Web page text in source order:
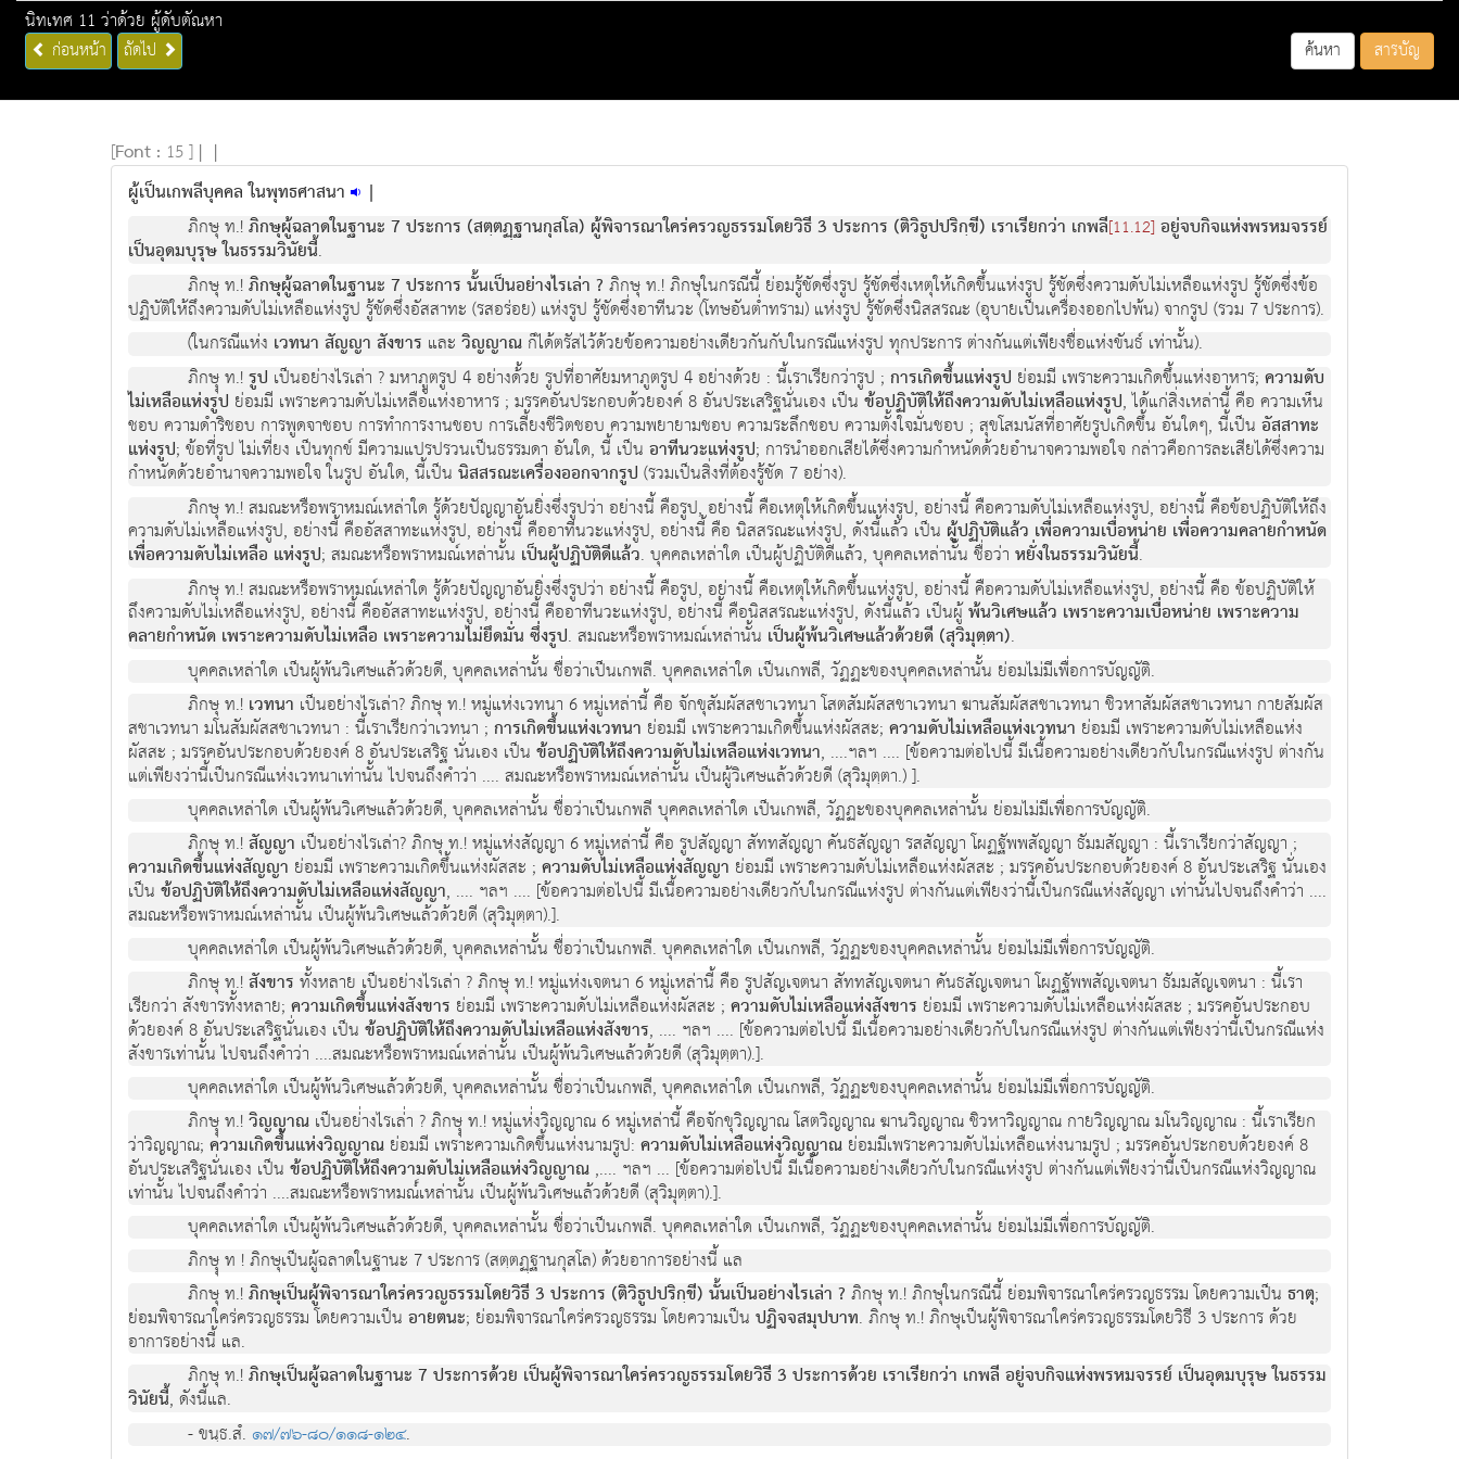
นิทเทศ 11 ว่าด้วย ผู้ดับตัณหา
ก่อนหน้า ถัดไป ค้นหา สารบัญ
[Font : 15 ] | |
ผู้เป็นเกพลีบุคคล ในพุทธศาสนา |
ภิกษุ ท.!ภิกษุผู้ฉลาดในฐานะ 7 ประการ (สตฺตฏฺฐานกุสโล) ผู้พิจารณาใคร่ครวญธรรมโดยวิธี 3 ประการ (ติวิธูปปริกฺขี) เราเรียกว่า เกพลี[11.12] อยู่จบกิจแห่งพรหมจรรย์
เป็นอุดมบุรุษ ในธรรมวินัยนี้.
ภิกษุ ท.!ภิกษุผู้ฉลาดในฐานะ 7 ประการ นั้นเป็นอย่างไรเล่า ? ภิกษุ ท.! ภิกษุในกรณีนี้ ย่อมรู้ชัดซึ่งรูป รู้ชัดซึ่งเหตุให้เกิดขึ้นแห่งรูป รู้ชัดซึ่งความดับไม่เหลือแห่งรูป รู้ชัดซึ่งข้อ
ปฏิบัติให้ถึงความดับไม่เหลือแห่งรูป รู้ชัดซึ่งอัสสาทะ (รสอร่อย) แห่งรูป รู้ชัดซึ่งอาทีนวะ (โทษอันต่ำทราม) แห่งรูป รู้ชัดซึ่งนิสสรณะ (อุบายเป็นเครื่องออกไปพ้น) จากรูป (รวม 7 ประการ).
(ในกรณีแห่ง เวทนา สัญญา สังขาร และวิญญาณ ก็ได้ตรัสไว้ด้วยข้อความอย่างเดียวกันกับในกรณีแห่งรูป ทุกประการ ต่างกันแต่เพียงชื่อแห่งขันธ์ เท่านั้น).
ภิกษุุ ท.!รูป เป็นอย่างไรเล่า ? มหาภููตรูป 4 อย่างด้้วย รูปที่อาศัยมหาภูตรูป 4 อย่างด้วย : นี้เราเรียกว่ารูป ;การเกิดขึ้นแห่งรูป ย่อมมี เพราะความเกิดขึ้นแห่งอาหาร;ความดับ
ไม่เหลือแห่งรูป ย่อมมี เพราะความดับไม่เหลือแห่งอาหาร ; มรรคอันประกอบด้วยองค์ 8 อันประเสริฐนั่นเอง เป็น ข้อปฏิบัติให้ถึงความดับไม่เหลือแห่งรูป, ได้แก่สิ่งเหล่านี้ คือ ความเห็น
ชอบ ความดำริชอบ การพูดจาชอบ การทำการงานชอบ การเลี้ยงชีวิตชอบ ความพยายามชอบ ความระลึกชอบ ความตั้งใจมั่นชอบ ; สุขโสมนัสที่อาศัยรูปเกิดขึ้น อันใดๆ, นี้เป็น อัสสาทะ
แห่งรูป; ข้อที่รูป ไม่เที่ยง เป็นทุกข์ มีความแปรปรวนเป็นธรรมดา อันใด, นี้ เป็น อาทีนวะแห่งรูป; การนำออกเสียได้ซึ่งความกำหนัดด้วยอำนาจความพอใจ กล่าวคือการละเสียได้ซึ่งความ
กำหนัดด้วยอำนาจความพอใจ ในรูป อันใด, นี้เป็น นิสสรณะเครื่องออกจากรูป (รวมเป็นสิ่งที่ต้องรู้ชัด 7 อย่าง).
ภิกษุ ท.! สมณะหรือพราหมณ์เหล่าใด รู้ด้วยปัญญาอันยิ่งซึ่งรูปว่า อย่างนี้ คือรูป, อย่างนี้ คือเหตุให้เกิดขึ้นแห่งรูป, อย่างนี้ คือความดับไม่เหลือแห่งรูป, อย่างนี้ คือข้อปฏิบัติให้ถึง
ความดับไม่เหลือแห่งรูป, อย่างนี้ คืออัสสาทะแห่งรูป, อย่างนี้ คืออาทีนวะแห่งรูป, อย่างนี้ คือ นิสสรณะแห่งรูป, ดังนี้แล้ว เป็น ผู้ปฏิบัติแล้ว เพื่อความเบื่อหน่าย เพื่อความคลายกำหนัด
เพื่อความดับไม่เหลือ แห่งรูป; สมณะหรือพราหมณ์เหล่านั้น เป็นผู้ปฏิบัติดีแล้ว. บุคคลเหล่าใด เป็นผู้ปฏิบัติดีแล้ว, บุคคลเหล่านั้น ชื่อว่า หยั่งในธรรมวินัยนี้.
ภิกษุ ท.! สมณะหรือพราหมณ์เหล่าใด รู้ด้วยปัญญาอันยิ่งซึ่งรูปว่า อย่างนี้ คือรูป, อย่างนี้ คือเหตุให้เกิดขึ้นแห่งรูป, อย่างนี้ คือความดับไม่เหลือแห่งรูป, อย่างนี้ คือ ข้อปฏิบัติให้
ถึงความดับไม่เหลือแห่งรูป, อย่างนี้ คืออัสสาทะแห่งรูป, อย่างนี้ คืออาทีนวะแห่งรูป, อย่างนี้ คือนิสสรณะแห่งรูป, ดังนี้แล้ว เป็นผู้พ้นวิเศษแล้ว เพราะความเบื่อหน่าย เพราะความ
คลายกำหนัด เพราะความดับไม่เหลือ เพราะความไม่ยึดมั่น ซึ่งรูป. สมณะหรือพราหมณ์เหล่านั้น เป็นผู้พ้นวิเศษแล้วด้วยดี (สุวิมุตฺตา).
บุคคลเหล่าใด เป็นผู้พ้นวิเศษแล้วด้วยดี, บุคคลเหล่านั้น ชื่อว่าเป็นเกพลี. บุคคลเหล่าใด เป็นเกพลี, วัฏฏะของบุคคลเหล่านั้น ย่อมไม่มีเพื่อการบัญญัติ.
ภิกษุ ท.! เวทนา เป็นอย่างไรเล่า? ภิกษุ ท.! หมู่แห่งเวทนา 6 หมู่เหล่านี้ คือ จักขุสัมผัสสชาเวทนา โสตสัมผัสสชาเวทนา ฆานสัมผัสสชาเวทนา ชิวหาสัมผัสสชาเวทนา กายสัมผัส
สชาเวทนา มโนสัมผัสสชาเวทนา : นี้เราเรียกว่าเวทนา ; การเกิดขึ้นแห่งเวทนา ย่อมมี เพราะความเกิดขึ้นแห่งผัสสะ; ความดับไม่เหลือแห่งเวทนา ย่อมมี เพราะความดับไม่เหลือแห่ง
ผัสสะ ; มรรคอันประกอบด้วยองค์ 8 อันประเสริฐ นั่นเอง เป็น ข้อปฏิบัติให้ถึงความดับไม่เหลือแห่งเวทนา, ....ฯลฯ .... [ข้อความต่อไปนี้ มีเนื้อความอย่างเดียวกับในกรณีแห่งรูป ต่างกัน
แต่เพียงว่านี้เป็นกรณีแห่งเวทนาเท่านั้น ไปจนถึงคำว่า .... สมณะหรือพราหมณ์เหล่านั้น เป็นผู้วิเศษแล้วด้วยดี (สุวิมุตฺตา.) ].
บุคคลเหล่าใด เป็นผู้พ้นวิเศษแล้วด้วยดี, บุคคลเหล่านั้น ชื่อว่าเป็นเกพลี บุคคลเหล่าใด เป็นเกพลี, วัฏฏะของบุคคลเหล่านั้น ย่อมไม่มีเพื่อการบัญญัติ.
ภิกษุ ท.!สัญญา เป็นอย่างไรเล่า? ภิกษุ ท.! หมู่แห่งสัญญา 6 หมู่เหล่านี้ คือ รูปสัญญา สัททสัญญา คันธสัญญา รสสัญญา โผฏฐัพพสัญญา ธัมมสัญญา : นี้เราเรียกว่าสัญญา ;
ความเกิดขึ้นแห่งสัญญา ย่อมมี เพราะความเกิดขึ้นแห่งผัสสะ ; ความดับไม่เหลือแห่งสัญญา ย่อมมี เพราะความดับไม่เหลือแห่งผัสสะ ; มรรคอันประกอบด้วยองค์ 8 อันประเสริฐ นั่นเอง
เป็น ข้อปฏิบัติให้ถึงความดับไม่เหลือแห่งสัญญา, .... ฯลฯ .... [ข้อความต่อไปนี้ มีเนื้อความอย่างเดียวกับในกรณีแห่งรูป ต่างกันแต่เพียงว่านี้เป็นกรณีแห่งสัญญา เท่านั้นไปจนถึงคำว่า ....
สมณะหรือพราหมณ์เหล่านั้น เป็นผู้พ้นวิเศษแล้วด้วยดี (สุวิมุตฺตา).].
บุคคลเหล่าใด เป็นผู้พ้นวิเศษแล้วด้วยดี, บุคคลเหล่านั้น ชื่อว่าเป็นเกพลี. บุคคลเหล่าใด เป็นเกพลี, วัฏฏะของบุคคลเหล่านั้น ย่อมไม่มีเพื่อการบัญญัติ.
ภิกษุ ท.!สังขาร ทั้งหลาย เป็นอย่างไรเล่า ? ภิกษุ ท.! หมู่แห่งเจตนา 6 หมู่เหล่านี้ คือ รูปสัญเจตนา สัททสัญเจตนา คันธสัญเจตนา โผฏฐัพพสัญเจตนา ธัมมสัญเจตนา : นี้เรา
เรียกว่า สังขารทั้งหลาย; ความเกิดขึ้นแห่งสังขาร ย่อมมี เพราะความดับไม่เหลือแห่งผัสสะ ; ความดับไม่เหลือแห่งสังขาร ย่อมมี เพราะความดับไม่เหลือแห่งผัสสะ ; มรรคอันประกอบ
ด้วยองค์ 8 อันประเสริฐนั่นเอง เป็น ข้อปฏิบัติให้ถึงความดับไม่เหลือแห่งสังขาร, .... ฯลฯ .... [ข้อความต่อไปนี้ มีเนื้อความอย่างเดียวกับในกรณีแห่งรูป ต่างกันแต่เพียงว่านี้เป็นกรณีแห่ง
สังขารเท่านั้น ไปจนถึงคำว่า ....สมณะหรือพราหมณ์เหล่านั้น เป็นผู้พ้นวิเศษแล้วด้วยดี (สุวิมุตฺตา).].
บุคคลเหล่าใด เป็นผู้พ้นวิเศษแล้วด้วยดี, บุคคลเหล่านั้น ชื่อว่าเป็นเกพลี, บุคคลเหล่าใด เป็นเกพลี, วัฏฏะของบุคคลเหล่านั้น ย่อมไม่มีเพื่อการบัญญัติ.
ภิกษุุ ท.!วิญญาณ เป็นอย่่างไรเล่่า ? ภิกษุุ ท.! หมู่แห่่งวิญญาณ 6 หมู่เหล่านี้ คือจักขุวิญญาณ โสตวิญญาณ ฆานวิญญาณ ชิวหาวิญญาณ กายวิญญาณ มโนวิญญาณ : นี้เราเรียก
ว่าวิญญาณ; ความเกิดขึ้นแห่งวิญญาณ ย่อมมี เพราะความเกิดขึ้นแห่งนามรูป: ความดับไม่เหลือแห่งวิญญาณ ย่อมมีเพราะความดับไม่เหลือแห่งนามรูป ; มรรคอันประกอบด้วยองค์ 8
อันประเสริฐนั่นเอง เป็น ข้อปฏิบัติให้ถึงความดับไม่เหลือแห่งวิญญาณ ,.... ฯลฯ ... [ข้อความต่อไปนี้ มีเนื้อความอย่างเดียวกับในกรณีแห่งรูป ต่างกันแต่เพียงว่านี้เป็นกรณีแห่งวิญญาณ
เท่านั้น ไปจนถึงคำว่า ....สมณะหรือพราหมณ์์เหล่านั้น เป็นผู้พ้นวิเศษแล้วด้วยดี (สุวิมุตฺตา).].
บุคคลเหล่าใด เป็นผู้พ้นวิเศษแล้วด้วยดี, บุคคลเหล่านั้น ชื่อว่าเป็นเกพลี. บุคคลเหล่าใด เป็นเกพลี, วัฏฏะของบุคคลเหล่านั้น ย่อมไม่มีเพื่อการบัญญัติ.
ภิกษุุ ท ! ภิกษุเป็นผู้ฉลาดในฐานะ 7 ประการ (สตฺตฏฺฐานกุสโล) ด้วยอาการอย่างนี้ แล
ภิกษุ ท.!ภิกษุเป็นผู้พิจารณาใคร่ครวญธรรมโดยวิธี 3 ประการ (ติวิธูปปริกฺขี) นั้นเป็นอย่างไรเล่า ? ภิกษุ ท.! ภิกษุในกรณีนี้ ย่อมพิจารณาใคร่ครวญธรรม โดยความเป็นธาตุ;
ย่อมพิจารณาใคร่ครวญธรรม โดยความเป็น อายตนะ; ย่อมพิจารณาใคร่ครวญธรรม โดยความเป็น ปฏิจจสมุปบาท. ภิกษุ ท.! ภิกษุเป็นผู้พิจารณาใคร่ครวญธรรมโดยวิธี 3 ประการ ด้วย
อาการอย่างนี้ แล.
ภิกษุ ท.!ภิกษุเป็นผู้ฉลาดในฐานะ 7 ประการด้วย เป็นผู้พิจารณาใคร่ครวญธรรมโดยวิธี 3 ประการด้วย เราเรียกว่า เกพลี อยู่จบกิจแห่งพรหมจรรย์ เป็นอุดมบุรุษ ในธรรม
วินัยนี้, ดังนี้แล.
- ขนฺธ.สํ.๑๗/๗๖-๘๐/๑๑๘-๑๒๔.